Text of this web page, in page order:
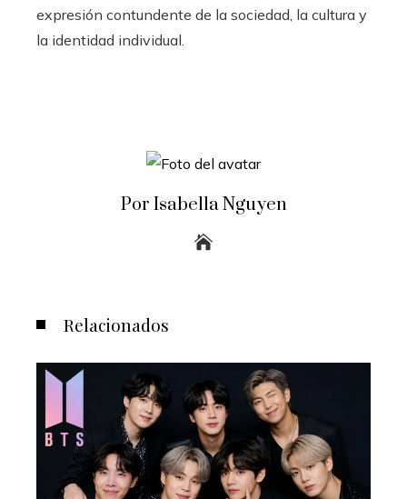
expresión contundente de la sociedad, la cultura y
la identidad individual.
Por Isabella Nguyen
Relacionados